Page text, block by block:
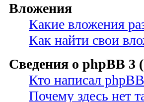
Вложения
Какие вложения
Как найти свои
Сведения о phpBB 3
Кто написал
Почему здесь нет